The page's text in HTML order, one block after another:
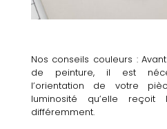
Nos conseils couleurs :
de peinture, il est
l’orientation de votre
luminosité qu’elle
différemment.